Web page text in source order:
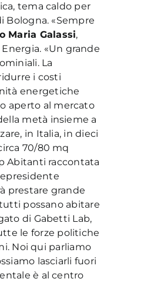
tema caldo per
Bologna. «Sempre
Maria Galassi,
«Un grande
La
i costi
energetiche
aperto al mercato
metà insieme a
in Italia, in dieci
70/80 mq
Abitanti raccontata
prestare grande
possano abitare
di Gabetti Lab,
le forze politiche
Noi qui parliamo
lasciarli fuori
è al centro